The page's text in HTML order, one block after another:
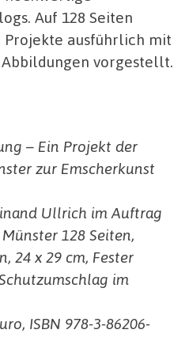
Auf 128 Seiten
ausführlich mit
vorgestellt.
– Ein Projekt der
zur Emscherkunst
Ullrich im Auftrag
128 Seiten,
24 x 29 cm, Fester
im
ISBN 978-3-86206-